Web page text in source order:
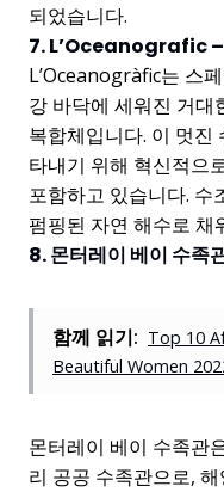
되었습니다.
7. L’Oceanografic –
L’Oceanogràfic는 스
강 바닥에 세워진 거대
복합체입니다. 이 멋진
타내기 위해 혁신적으
포함하고 있습니다. 수
펌핑된 자연 해수로 채
8. 몬터레이 베이 수족
함께 읽기: Top 10
Beautiful Women
몬터레이 베이 수족관
리 공공 수족관으로,